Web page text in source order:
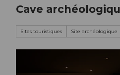
Cave
Sites touristiques Site archéologique